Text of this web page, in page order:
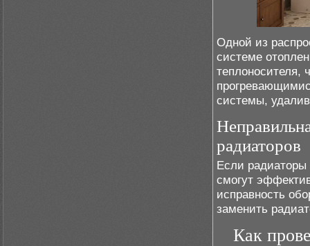
Одной из
системе
теплоносителя,
системы,
радиаторов
Если радиаторы
смогут
исправность
заменить
Как